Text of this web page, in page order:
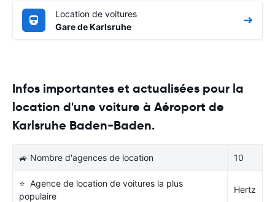
Location de voitures
Gare de Karlsruhe
Infos importantes et actualisées pour la
location d'une voiture à Aéroport de
Karlsruhe Baden-Baden.
🚙 Nombre d'agences de location 10
⭐ Agence de location de voitures la plus
populaire
Hertz